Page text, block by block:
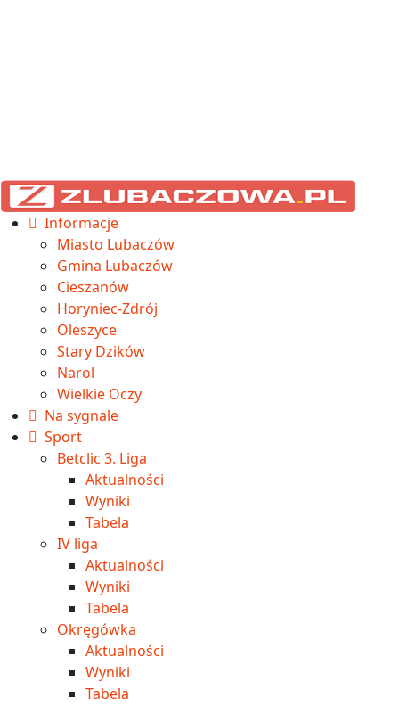
Informacje
Miasto Lubaczów
Gmina Lubaczów
Cieszanów
Horyniec-Zdrój
Oleszyce
Stary Dzików
Narol
Wielkie Oczy
Na sygnale
Sport
Betclic 3. Liga
Aktualności
Wyniki
Tabela
IV liga
Aktualności
Wyniki
Tabela
Okręgówka
Aktualności
Wyniki
Tabela